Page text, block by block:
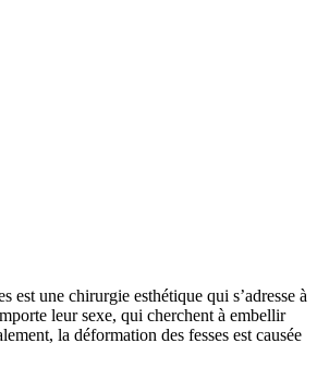
est une chirurgie esthétique qui s’adresse à
leur sexe, qui cherchent à embellir
la déformation des fesses est causée